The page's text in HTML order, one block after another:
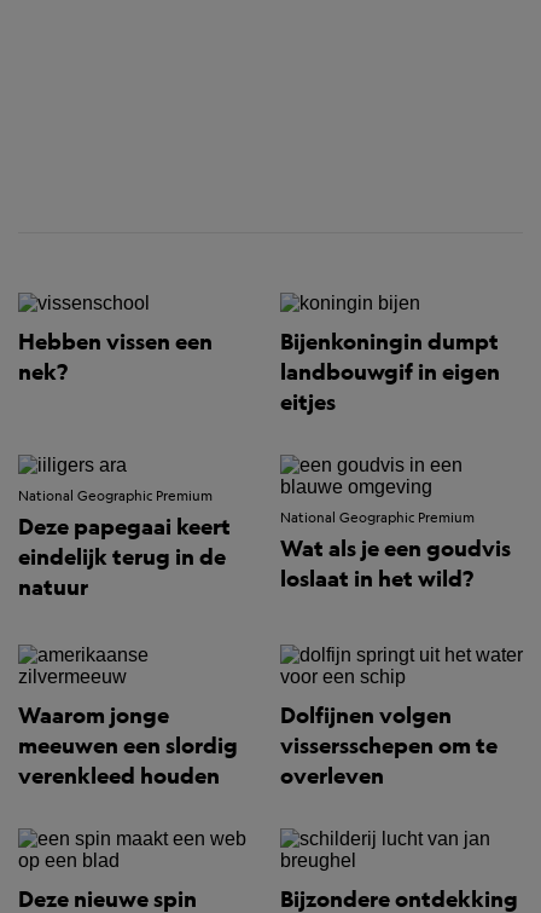
Hebben vissen een
nek?
Bijenkoningin dumpt
landbouwgif in eigen
eitjes
National Geographic Premium
Deze papegaai keert
eindelijk terug in de
natuur
National Geographic Premium
Wat als je een goudvis
loslaat in het wild?
Waarom jonge
meeuwen een slordig
verenkleed houden
Dolfijnen volgen
vissersschepen om te
overleven
Deze nieuwe spin
Bijzondere ontdekking